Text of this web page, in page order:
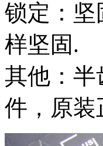
锁定：坚
样坚固.
其他：半
件，原装